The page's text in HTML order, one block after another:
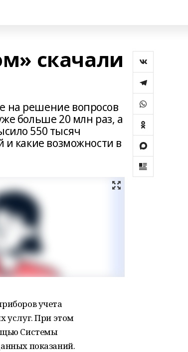
скачали
на решение вопросов
больше 20 млн раз, а
550 тысяч
и какие возможности в
учета
услуг. При этом
Системы
показаний.